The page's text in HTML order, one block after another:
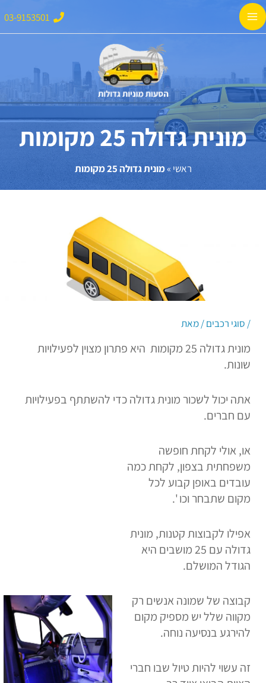
דילוג
לתוכןMain
03-9153501
מונית גדולה 25 מקומות
ראשי »מונית גדולה 25 מקומות
/ סוגי רכבים/ מאת
מונית גדולה 25 מקומות היא פתרון מצוין לפעילויות
שונות.
אתה יכול לשכור מונית גדולה כדי להשתתף בפעילויות
עם חברים.
או, אולי לקחת חופשה
משפחתית בצפון, לקחת כמה
עובדים באופן קבוע לכל
מקום שתבחר וכו '.
אפילו לקבוצות קטנות, מונית
גדולה עם 25 מושבים היא
הגודל המושלם.
קבוצה של שמונה אנשים רק
מקווה שלל יש מספיק מקום
להירגע בנסיעה נוחה.
זה עשוי להיות טיול שבו חברי